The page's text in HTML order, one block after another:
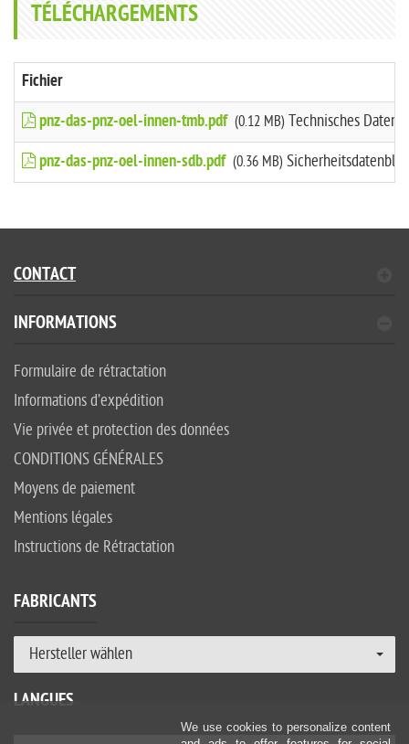
TÉLÉCHARGEMENTS
Fichier
pnz-das-pnz-oel-innen-tmb.pdf (0.12 MB) Technisches
pnz-das-pnz-oel-innen-sdb.pdf (0.36 MB)
CONTACT
INFORMATIONS
Formulaire de rétractation
Informations d’expédition
Vie privée et protection des données
CONDITIONS GÉNÉRALES
Moyens de paiement
Mentions légales
Instructions de Rétractation
FABRICANTS
Hersteller wählen
LANGUES
We use cookies to personalize content